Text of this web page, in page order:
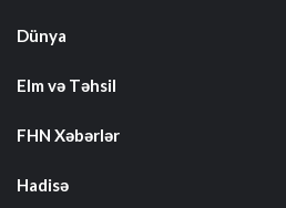
Dünya
Elm və Təhsil
FHN Xəbərlər
Hadisə